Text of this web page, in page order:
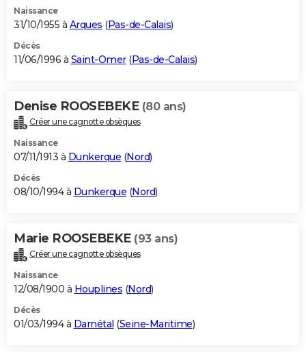
Naissance
31/10/1955 à Arques (Pas-de-Calais)
Décès
11/06/1996 à Saint-Omer(Pas-de-Calais)
Denise ROOSEBEKE (80 ans)
Créer une cagnotte obsèques
Naissance
07/11/1913 à Dunkerque (Nord)
Décès
08/10/1994 à Dunkerque (Nord)
Marie ROOSEBEKE (93 ans)
Créer une cagnotte obsèques
Naissance
12/08/1900 à Houplines (Nord)
Décès
01/03/1994 à Darnétal (Seine-Maritime)